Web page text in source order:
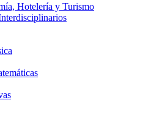
Hotelería y Turismo